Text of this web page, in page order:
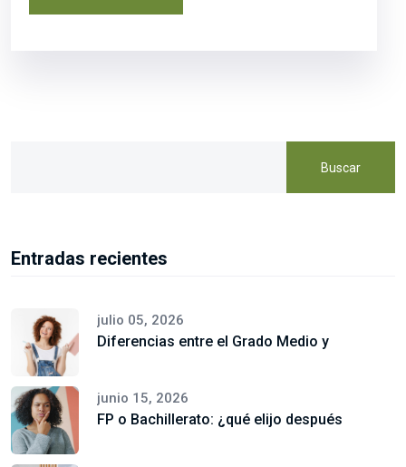
Buscar
Entradas recientes
julio 05, 2026
Diferencias entre el Grado Medio y
junio 15, 2026
FP o Bachillerato: ¿qué elijo después